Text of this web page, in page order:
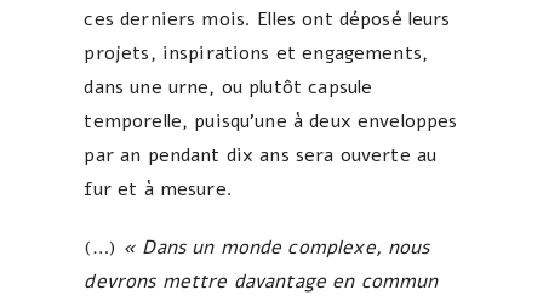
ces derniers mois. Elles ont déposé leurs
projets, inspirations et engagements,
dans une urne, ou plutôt capsule
temporelle, puisqu’une à deux enveloppes
par an pendant dix ans sera ouverte au
fur et à mesure.
(…) « Dans un monde complexe, nous
devrons mettre davantage en commun